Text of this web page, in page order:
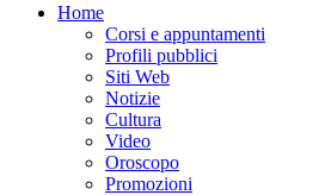
Home
Corsi e appuntamenti
Profili pubblici
Siti Web
Notizie
Cultura
Video
Oroscopo
Promozioni